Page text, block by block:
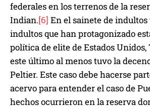
federales en los terrenos de la
Indian.[6] En el sainete de
indultos que han protagonizado
política de elite de Estados
este último al menos tuvo la
Peltier. Este caso debe hacerse
acervo para entender el caso de
hechos ocurrieron en la reserva